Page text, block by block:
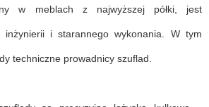
w meblach z najwyższej półki, jest
inżynierii i starannego wykonania. W tym
techniczne prowadnicy szuflad.